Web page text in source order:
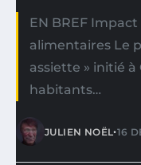
EN BREF
alimentaires Le
assiette » initié
habitants…
JULIEN NOËL•16